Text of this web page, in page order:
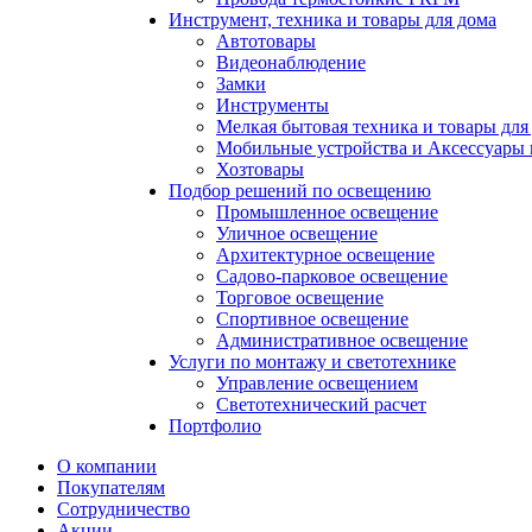
Инструмент, техника и товары для дома
Автотовары
Видеонаблюдение
Замки
Инструменты
Мелкая бытовая техника и товары для
Мобильные устройства и Аксессуары
Хозтовары
Подбор решений по освещению
Промышленное освещение
Уличное освещение
Архитектурное освещение
Садово-парковое освещение
Торговое освещение
Спортивное освещение
Административное освещение
Услуги по монтажу и светотехнике
Управление освещением
Светотехнический расчет
Портфолио
О компании
Покупателям
Сотрудничество